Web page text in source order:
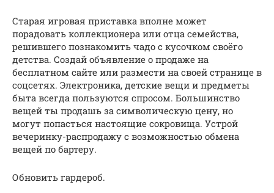
Старая игровая приставка вполне может
порадовать коллекционера или отца семейства,
решившего познакомить чадо с кусочком своёго
детства. Создай объявление о продаже на
бесплатном сайте или размести на своей странице в
соцсетях. Электроника, детские вещи и предметы
быта всегда пользуются спросом. Большинство
вещей ты продашь за символическую цену, но
могут попасться настоящие сокровища. Устрой
вечеринку-распродажу с возможностью обмена
вещей по бартеру.
Обновить гардероб.